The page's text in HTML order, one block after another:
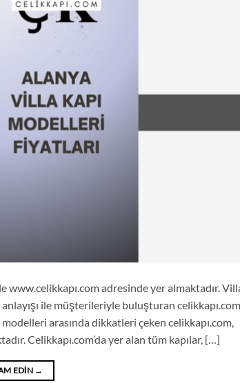
www.celikkapı.com adresinde yer almaktadır.
ile müşterileriyle buluşturan
arasında dikkatleri çeken celikkapı.com,
Celikkapı.com’da yer alan tüm kapılar, […]
EDIN →